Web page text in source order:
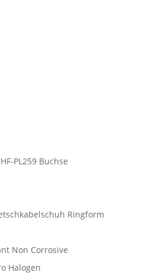
PL259 Buchse
Ringform
Non Corrosive
Halogen